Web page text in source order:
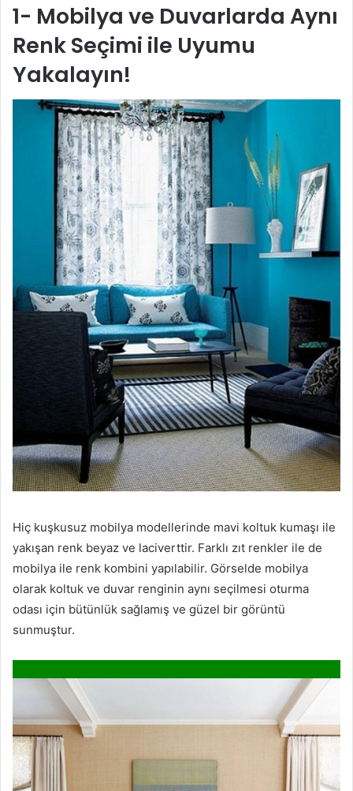
1- Mobilya ve Duvarlarda Aynı
Renk Seçimi ile Uyumu
Yakalayın!
Hiç kuşkusuz mobilya modellerinde mavi koltuk kumaşı ile
yakışan renk beyaz ve laciverttir. Farklı zıt renkler ile de
mobilya ile renk kombini yapılabilir. Görselde mobilya
olarak koltuk ve duvar renginin aynı seçilmesi oturma
odası için bütünlük sağlamış ve güzel bir görüntü
sunmuştur.